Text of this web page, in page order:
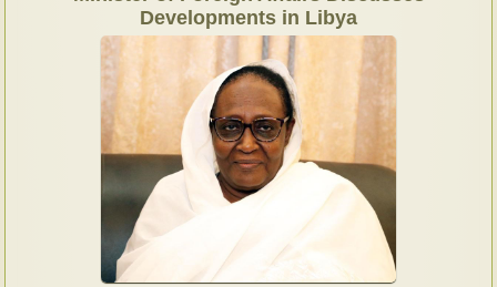
Developments in Libya